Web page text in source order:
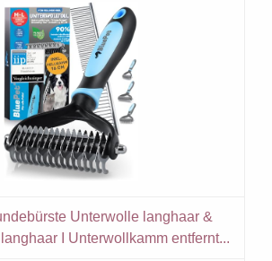
Unterwolle langhaar &
I Unterwollkamm entfernt...